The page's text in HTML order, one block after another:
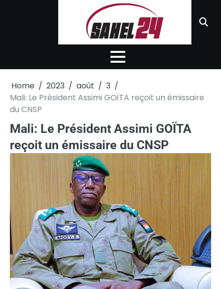
Home 2023 août
3
Mali: Le Président Assimi GOÏTA reçoit un émissaire
du CNSP
Mali: Le Président Assimi GOÏTA
reçoit un émissaire du CNSP